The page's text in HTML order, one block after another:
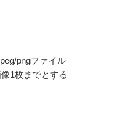
pngファイル
1枚までとする